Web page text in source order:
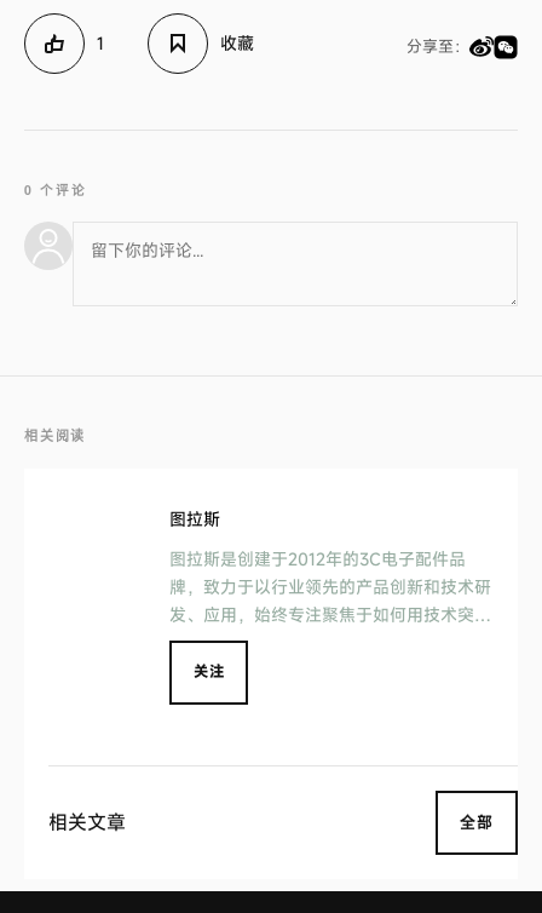
1 收藏 分享至：
0 个评论
相关阅读
图拉斯
图拉斯是创建于2012年的3C电子配件品
牌，致力于以行业领先的产品创新和技术研
发、应用，始终专注聚焦于如何用技术突破
和创新带来超越想象的产品，给出独特的生
态解决方案，打造全新生活方式。
关注
相关文章 全部